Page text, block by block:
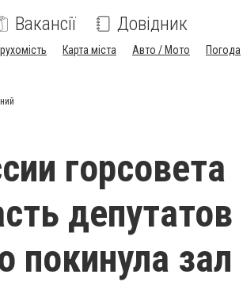
Вакансії Довідник
Карта міста Авто / Мото Погода
горсовета
депутатов
покинула зал